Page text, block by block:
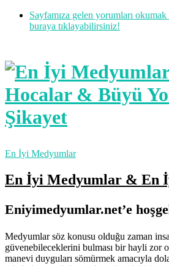
Sayfamıza gelen yorumları
buraya tıklayabilirsiniz!
En İyi Medyumlar
En İyi Medyumlar & En
Eniyimedyumlar.net’e
Medyumlar söz konusu olduğu zaman
güvenebileceklerini bulması bir hayli zor
manevi duyguları sömürmek amacıyla